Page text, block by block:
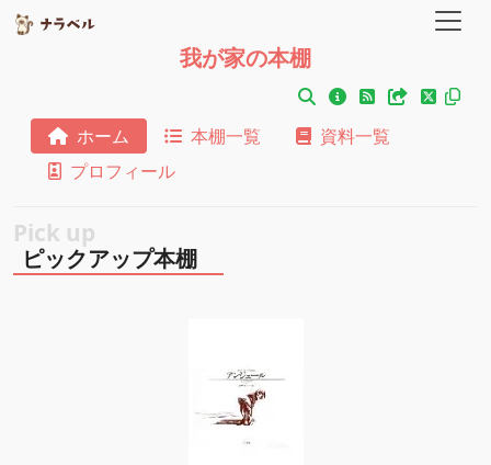
我が家の本棚
ホーム 本棚一覧
資料一覧
プロフィール
ピックアップ本棚